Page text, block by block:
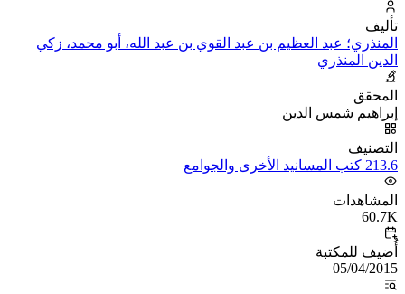
تأليف
المنذري؛ عبد العظيم بن عبد القوي بن عبد الله، أبو محمد، زكي
الدين المنذري
المحقق
إبراهيم شمس الدين
التصنيف
213.6 كتب المسانيد الأخرى والجوامع
المشاهدات
60.7K
أُضيف للمكتبة
05/04/2015